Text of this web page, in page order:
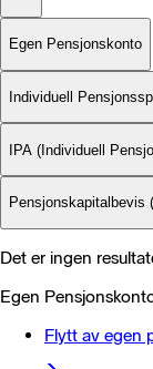
Egen Pensjonskonto
Individuell
IPA (Individuell
Pensjonskapitalbevis
Det er ingen
Egen
Flytt av egen